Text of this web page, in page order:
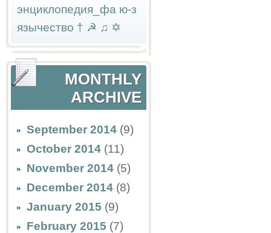
энциклопедия_фа ю-з
язычество † ☭ ♫ ✡
MONTHLY
ARCHIVE
September 2014 (9)
October 2014 (11)
November 2014 (5)
December 2014 (8)
January 2015 (9)
February 2015 (7)